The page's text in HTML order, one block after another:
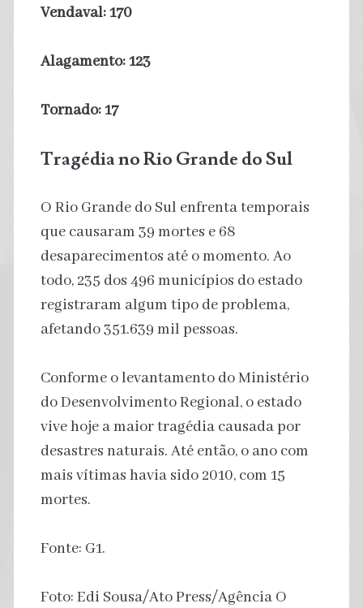
Vendaval: 170
Alagamento: 123
Tornado: 17
Tragédia no Rio Grande do Sul
O Rio Grande do Sul enfrenta temporais
que causaram 39 mortes e 68
desaparecimentos até o momento. Ao
todo, 235 dos 496 municípios do estado
registraram algum tipo de problema,
afetando 351.639 mil pessoas.
Conforme o levantamento do Ministério
do Desenvolvimento Regional, o estado
vive hoje a maior tragédia causada por
desastres naturais. Até então, o ano com
mais vítimas havia sido 2010, com 15
mortes.
Fonte: G1.
Foto: Edi Sousa/Ato Press/Agência O